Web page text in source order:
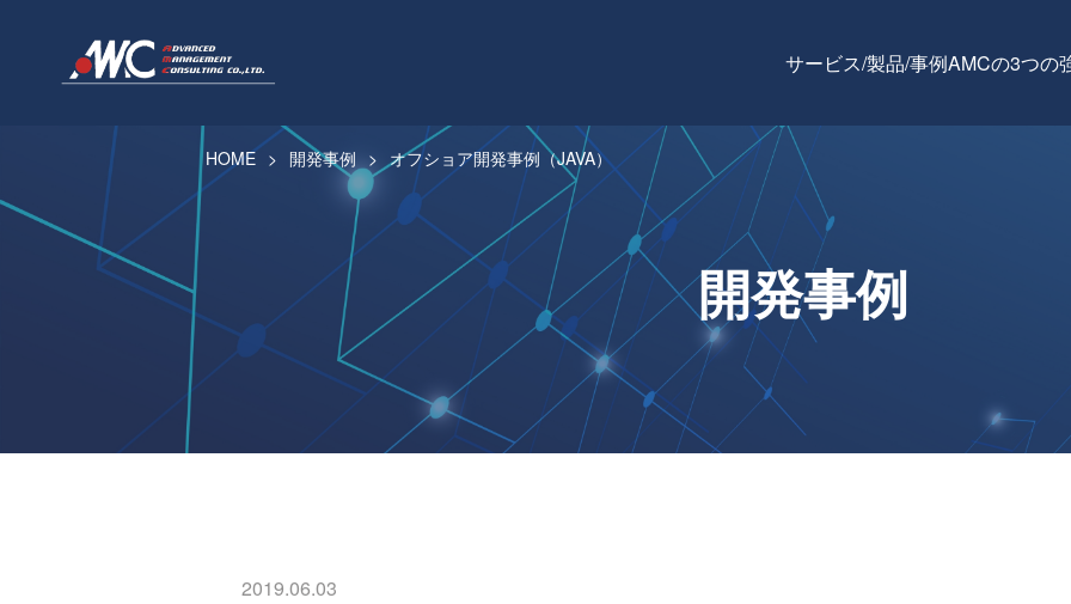
サービス/製品/事例AMCの3つの
HOME 開発事例 オフショア開発事例（JAVA）
開発事例
2019.06.03